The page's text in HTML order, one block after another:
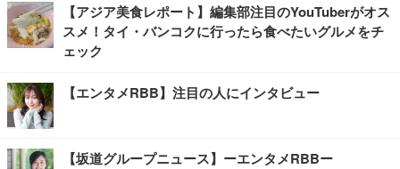
【アジア美食レポート】編集部注目のYouTuberがオス
スメ！タイ・バンコクに行ったら食べたいグルメをチ
ェック
【エンタメRBB】注目の人にインタビュー
【坂道グループニュース】ーエンタメRBBー